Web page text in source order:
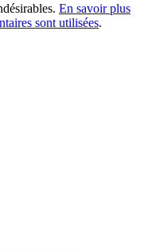
En savoir plus
sont utilisées.